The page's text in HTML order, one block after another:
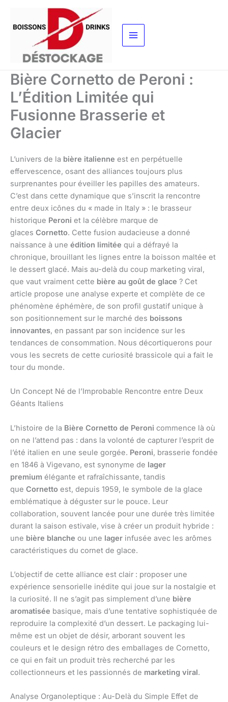
contenu
Bière Cornetto de Peroni :
L’Édition Limitée qui
Fusionne Brasserie et
Glacier
L’univers de la bière italienne est en perpétuelle
effervescence, osant des alliances toujours plus
surprenantes pour éveiller les papilles des amateurs.
C’est dans cette dynamique que s’inscrit la rencontre
entre deux icônes du « made in Italy » : le brasseur
historique Peroni et la célèbre marque de
glaces Cornetto. Cette fusion audacieuse a donné
naissance à une édition limitée qui a défrayé la
chronique, brouillant les lignes entre la boisson maltée et
le dessert glacé. Mais au-delà du coup marketing viral,
que vaut vraiment cette bière au goût de glace ? Cet
article propose une analyse experte et complète de ce
phénomène éphémère, de son profil gustatif unique à
son positionnement sur le marché des boissons
innovantes, en passant par son incidence sur les
tendances de consommation. Nous décortiquerons pour
vous les secrets de cette curiosité brassicole qui a fait le
tour du monde.
Un Concept Né de l’Improbable Rencontre entre Deux
Géants Italiens
L’histoire de la Bière Cornetto de Peroni commence là où
on ne l’attend pas : dans la volonté de capturer l’esprit de
l’été italien en une seule gorgée. Peroni, brasserie fondée
en 1846 à Vigevano, est synonyme de lager
premium élégante et rafraîchissante, tandis
que Cornetto est, depuis 1959, le symbole de la glace
emblématique à déguster sur le pouce. Leur
collaboration, souvent lancée pour une durée très limitée
durant la saison estivale, vise à créer un produit hybride :
une bière blanche ou une lager infusée avec les arômes
caractéristiques du cornet de glace.
L’objectif de cette alliance est clair : proposer une
expérience sensorielle inédite qui joue sur la nostalgie et
la curiosité. Il ne s’agit pas simplement d’une bière
aromatisée basique, mais d’une tentative sophistiquée de
reproduire la complexité d’un dessert. Le packaging lui-
même est un objet de désir, arborant souvent les
couleurs et le design rétro des emballages de Cornetto,
ce qui en fait un produit très recherché par les
collectionneurs et les passionnés de marketing viral.
Analyse Organoleptique : Au-Delà du Simple Effet de